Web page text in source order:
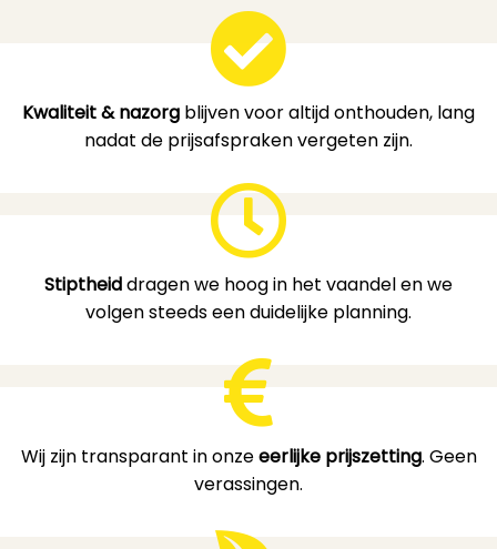
Kwaliteit & nazorg blijven voor altijd onthouden, lang
nadat de prijsafspraken vergeten zijn.
Stiptheiddragen we hoog in het vaandel en we
volgen steeds een duidelijke planning.
Wij zijn transparant in onzeeerlijke prijszetting. Geen
verassingen.